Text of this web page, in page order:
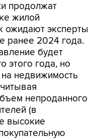
продолжат
жилой
ожидают эксперты
ранее 2024 года.
будет
этого года, но
недвижимость
непроданного
(в
высокие